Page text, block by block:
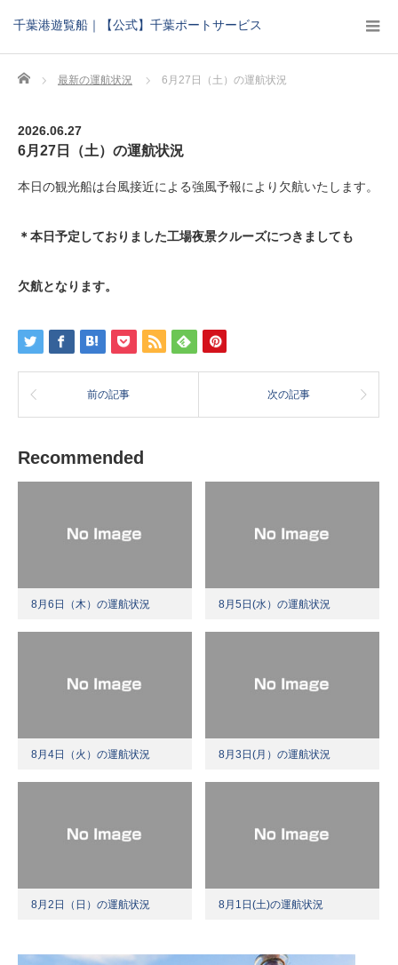
千葉港遊覧船｜【公式】千葉ポートサービス
Home 最新の運航状況 6月27日（土）の運航状況
2026.06.27
6月27日（土）の運航状況
本日の観光船は台風接近による強風予報により欠航いたします。
＊本日予定しておりました工場夜景クルーズにつきましても
欠航となります。
前の記事 次の記事
Recommended
8月6日（木）の運航状況 8月5日(水）の運航状況
8月4日（火）の運航状況 8月3日(月）の運航状況
8月2日（日）の運航状況 8月1日(土)の運航状況